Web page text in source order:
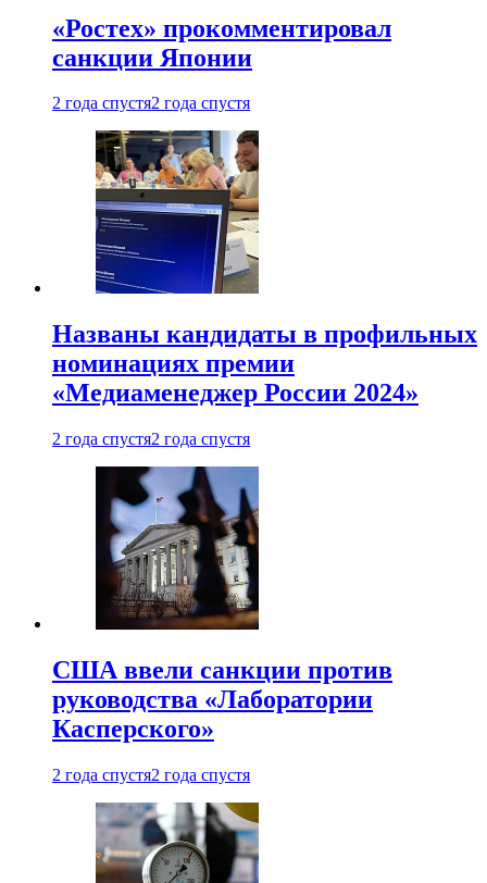
«Ростех» прокомментировал
санкции Японии
2 года спустя2 года спустя
Названы кандидаты в профильных
номинациях премии
«Медиаменеджер России 2024»
2 года спустя2 года спустя
США ввели санкции против
руководства «Лаборатории
Касперского»
2 года спустя2 года спустя